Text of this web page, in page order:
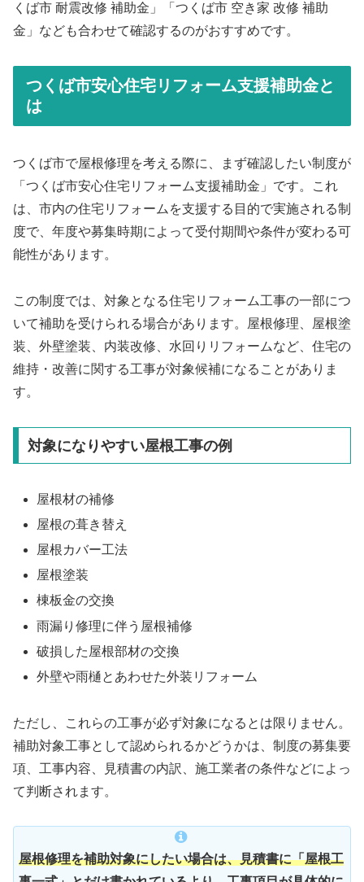
くば市 耐震改修 補助金」「つくば市 空き家 改修 補助
金」なども合わせて確認するのがおすすめです。
つくば市安心住宅リフォーム支援補助金と
は
つくば市で屋根修理を考える際に、まず確認したい制度が
「つくば市安心住宅リフォーム支援補助金」です。これ
は、市内の住宅リフォームを支援する目的で実施される制
度で、年度や募集時期によって受付期間や条件が変わる可
能性があります。
この制度では、対象となる住宅リフォーム工事の一部につ
いて補助を受けられる場合があります。屋根修理、屋根塗
装、外壁塗装、内装改修、水回りリフォームなど、住宅の
維持・改善に関する工事が対象候補になることがありま
す。
対象になりやすい屋根工事の例
屋根材の補修
屋根の葺き替え
屋根カバー工法
屋根塗装
棟板金の交換
雨漏り修理に伴う屋根補修
破損した屋根部材の交換
外壁や雨樋とあわせた外装リフォーム
ただし、これらの工事が必ず対象になるとは限りません。
補助対象工事として認められるかどうかは、制度の募集要
項、工事内容、見積書の内訳、施工業者の条件などによっ
て判断されます。
屋根修理を補助対象にしたい場合は、見積書に「屋根工